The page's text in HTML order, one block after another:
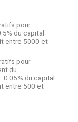
pour
du capital
entre 5000 et
pour
du
0.05% du capital
entre 500 et